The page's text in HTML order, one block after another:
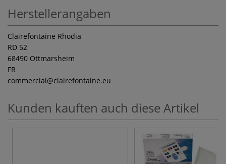
Herstellerangaben
Clairefontaine Rhodia
RD 52
68490 Ottmarsheim
FR
commercial@clairefontaine.eu
Kunden kauften auch diese Artikel